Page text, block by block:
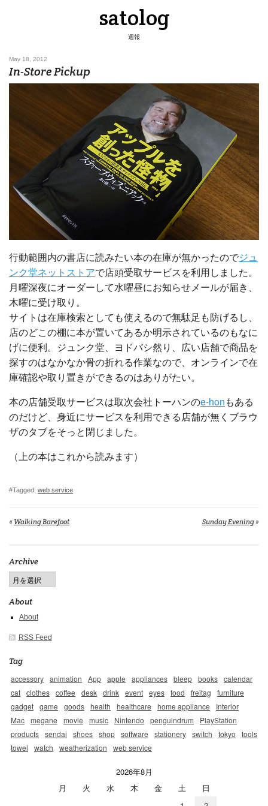
satolog
週報
May 18, 2012
In-Store Pickup
行動範囲内の書店に読みたい本の在庫が無かったのでジュ
ンク堂ネットストアで店頭受取サービスを利用しました。
月曜深夜にオーダーして水曜昼にお知らせメールが届き、
木曜に受け取り。
サイトは在庫検索としても使えるので無駄足も防げるし、
店のどこの棚に本が置いてあるか明示されているのもなに
げに便利。ジュンク堂、ヨドバシ然り、広い店舗で商品を
探すのはなかなか骨の折れる作業なので、オンラインで在
庫確認や取り置きができるのはありがたい。
本の店舗受取サービスは取次会社トーハンのe-honもある
のだけど、身近にサービスを利用できる店舗が無くブラウ
ザのタブをそっと閉じました。
（上の本はこれから読みます）
#Tagged: web service
«Walking Barefoot Sunday Evening»
Archive
About
About
RSS Feed
Tag
accessory animation App apple appliances bleep books calendar
cat clothes coffee desk drink event eyes food freitag
furniture
gadget game goods health healthcare home appliance
Interior
Mac megane movie music Nintendo penguindrum
PlayStation
products sendai shoes shop software stationery switch tokyo
tools
towel
watch weatherization web service
2026年8月
月
火 水 木 金 土
日